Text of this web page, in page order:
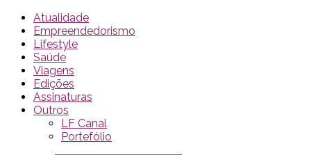
Atualidade
Empreendedorismo
Lifestyle
Saúde
Viagens
Edições
Assinaturas
Outros
LF Canal
Portefólio